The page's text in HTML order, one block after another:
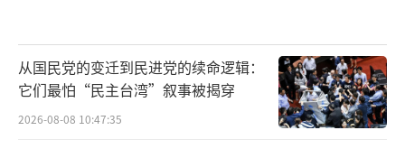
从国民党的变迁到民进党的续命逻辑：
它们最怕“民主台湾”叙事被揭穿
2026-08-08 10:47:35